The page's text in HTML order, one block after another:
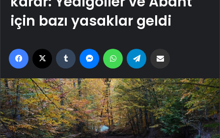
için bazı yasaklar geldi
Facebook Tumblr MessengerWhatsApp